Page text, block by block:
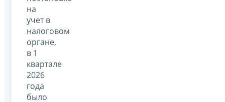
на
учет в
налоговом
органе,
в 1
квартале
2026
года
было